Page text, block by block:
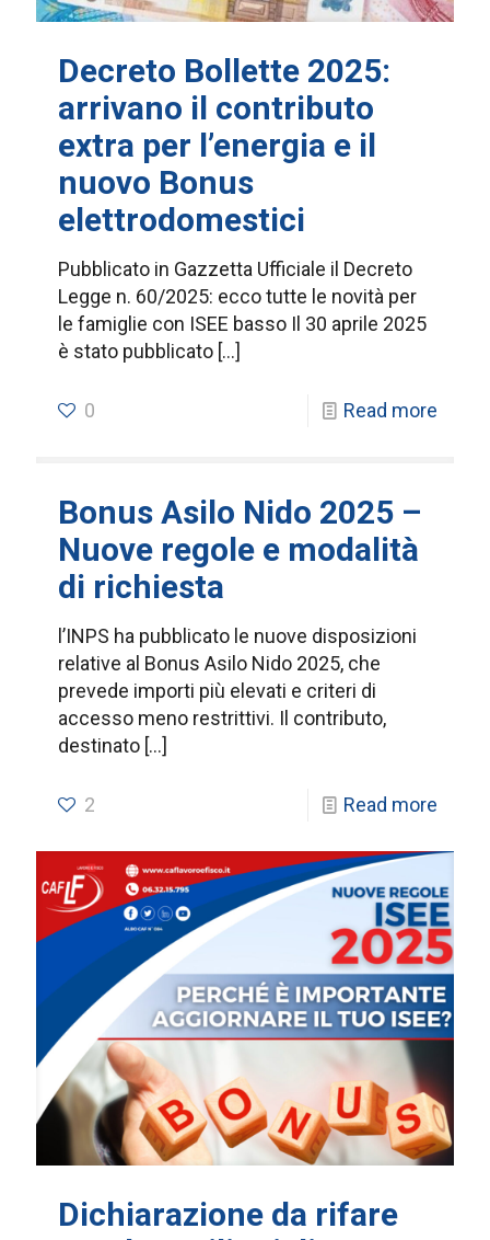
Decreto Bollette 2025:
arrivano il contributo
extra per l’energia e il
nuovo Bonus
elettrodomestici
Pubblicato in Gazzetta Ufficiale il Decreto
Legge n. 60/2025: ecco tutte le novità per
le famiglie con ISEE basso Il 30 aprile 2025
è stato pubblicato […]
0 Read more
Bonus Asilo Nido 2025 –
Nuove regole e modalità
di richiesta
l’INPS ha pubblicato le nuove disposizioni
relative al Bonus Asilo Nido 2025, che
prevede importi più elevati e criteri di
accesso meno restrittivi. Il contributo,
destinato […]
2 Read more
Dichiarazione da rifare